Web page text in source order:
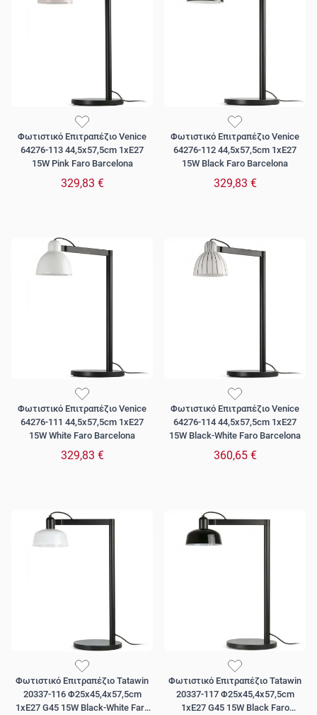
Φωτιστικό Επιτραπέζιο Venice
64276-113 44,5x57,5cm 1xE27
15W Pink Faro Barcelona
329,83 €
Φωτιστικό Επιτραπέζιο Venice
64276-112 44,5x57,5cm 1xE27
15W Black Faro Barcelona
329,83 €
Φωτιστικό Επιτραπέζιο Venice
64276-111 44,5x57,5cm 1xE27
15W White Faro Barcelona
329,83 €
Φωτιστικό Επιτραπέζιο Venice
64276-114 44,5x57,5cm 1xE27
15W Black-White Faro Barcelona
360,65 €
Φωτιστικό Επιτραπέζιο Tatawin
20337-116 Φ25x45,4x57,5cm
1xE27 G45 15W Black-White Faro
Φωτιστικό Επιτραπέζιο Tatawin
20337-117 Φ25x45,4x57,5cm
1xE27 G45 15W Black Faro